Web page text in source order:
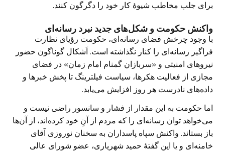
برای جلب مخاطب شیوهٔ کار خود را دگرگون کنند.
واکنش حکومت و شکل‌های جدید نبرد رسانه‌‌ای
با وجود چرخش فضای رسانه‌‌ای، حکومت رؤیای نظارت
فراگیر رسانه‌‌ای را کنار نگذاشته است. اَشکال گوناگون حضور
نیروهای امنیتی و «سربازان گمنام امام زمان» در فضای
مجازی از فعالیت هکرها، سیاست فیلترینگ تا پخش خبرها و
داده‌های نادرست هر روز افزایش می‌یابد.
اما حکومت به این مقدار از فشار و سانسور راضی نیست و
می‌خواهد توان رسانه‌‌ای را که مردم از آنِ خود کرده‌‌اند، از آن‌ها
باز بستاند. واکنش سپاه پاسداران به سخنان نوروزی آقای
خامنه‌‌ای و یا این گفتهٔ حمید شهریاری، عضو شورای عالی